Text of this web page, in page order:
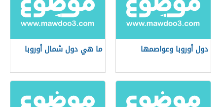
دول أوروبا وعواصمها ما هي دول شمال أوروبا